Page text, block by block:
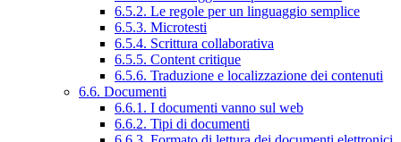
6.5.2. Le regole per un linguaggio semplice
6.5.3. Microtesti
6.5.4. Scrittura collaborativa
6.5.5. Content critique
6.5.6. Traduzione e localizzazione dei contenuti
6.6. Documenti
6.6.1. I documenti vanno sul web
6.6.2. Tipi di documenti